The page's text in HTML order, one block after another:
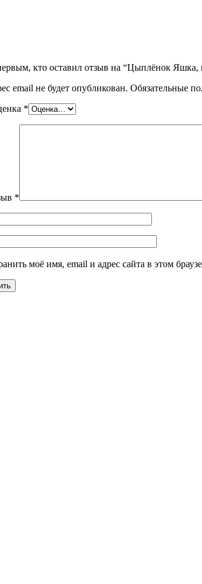
кто оставил отзыв на “Цыплёнок Яшка,
email не будет опубликован. Обязательные
*
*
моё имя, email и адрес сайта в этом